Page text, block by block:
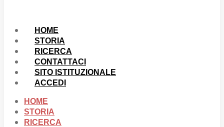
HOME
STORIA
RICERCA
CONTATTACI
SITO ISTITUZIONALE
ACCEDI
HOME
STORIA
RICERCA